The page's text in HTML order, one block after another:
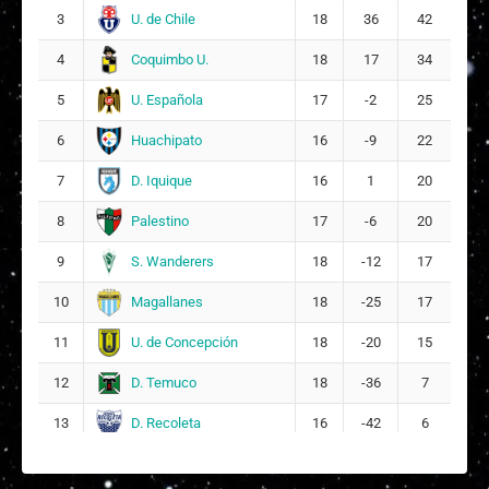
Daniela Paz Zamora Mancilla
10
17
Grettel Ainara Suazo Águila
Daniela Florencia Acevedo Neira
DT:Cristóbal Jiménez
3 U. de Chile 18 36 42
4 Coquimbo U. 18 17 34
5 U. Española 17 -2 25
6 Huachipato 16 -9 22
7 D. Iquique 16 1 20
8 Palestino 17 -6 20
9 S. Wanderers 18 -12 17
10 Magallanes 18 -25 17
11 U. de Concepción 18 -20 15
12 D. Temuco 18 -36 7
13 D. Recoleta 16 -42 6